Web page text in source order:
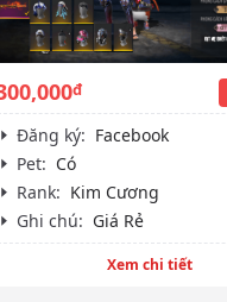
đ
Đăng ký: Facebook
Pet: Có
Rank: Kim Cương
Ghi chú: Giá Rẻ
Xem chi tiết